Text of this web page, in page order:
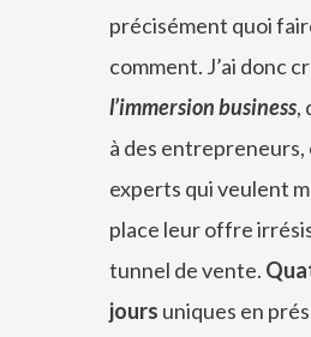
précisément quoi
comment. J’ai donc
l’immersion business,
à des entrepreneurs,
experts qui veulent
place leur offre
tunnel de vente.
jours uniques en